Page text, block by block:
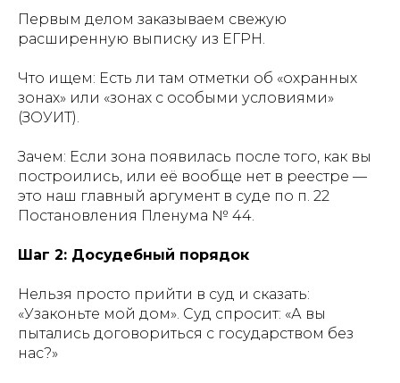
Первым делом заказываем свежую
расширенную выписку из ЕГРН.
Что ищем: Есть ли там отметки об «охранных
зонах» или «зонах с особыми условиями»
(ЗОУИТ).
Зачем: Если зона появилась после того, как вы
построились, или её вообще нет в реестре —
это наш главный аргумент в суде по п. 22
Постановления Пленума № 44.
Шаг 2: Досудебный порядок
Нельзя просто прийти в суд и сказать:
«Узаконьте мой дом». Суд спросит: «А вы
пытались договориться с государством без
нас?»